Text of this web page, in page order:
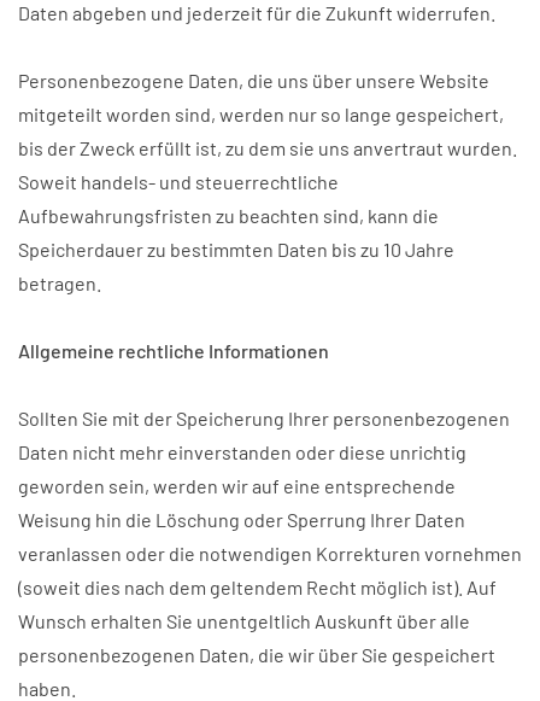
Daten abgeben und jederzeit für die Zukunft widerrufen.
Personenbezogene Daten, die uns über unsere Website
mitgeteilt worden sind, werden nur so lange gespeichert,
bis der Zweck erfüllt ist, zu dem sie uns anvertraut wurden.
Soweit handels- und steuerrechtliche
Aufbewahrungsfristen zu beachten sind, kann die
Speicherdauer zu bestimmten Daten bis zu 10 Jahre
betragen.
Allgemeine rechtliche Informationen
Sollten Sie mit der Speicherung Ihrer personenbezogenen
Daten nicht mehr einverstanden oder diese unrichtig
geworden sein, werden wir auf eine entsprechende
Weisung hin die Löschung oder Sperrung Ihrer Daten
veranlassen oder die notwendigen Korrekturen vornehmen
(soweit dies nach dem geltendem Recht möglich ist). Auf
Wunsch erhalten Sie unentgeltlich Auskunft über alle
personenbezogenen Daten, die wir über Sie gespeichert
haben.